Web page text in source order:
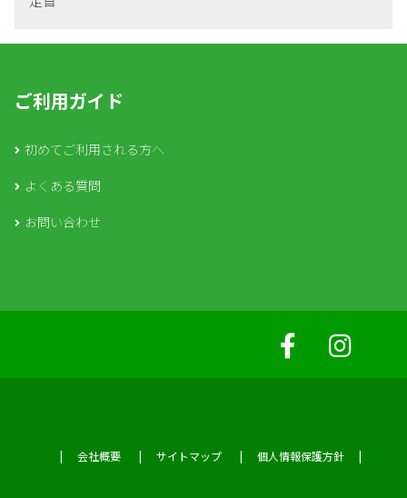
ご利用ガイド
初めてご利用される方へ
よくある質問
お問い合わせ
会社概要 サイトマップ 個人情報保護方針